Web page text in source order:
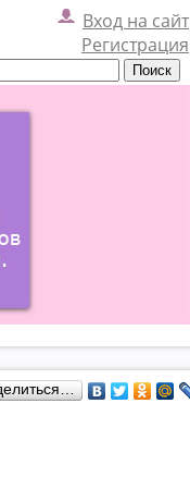
Вход на сайт
Регистрация